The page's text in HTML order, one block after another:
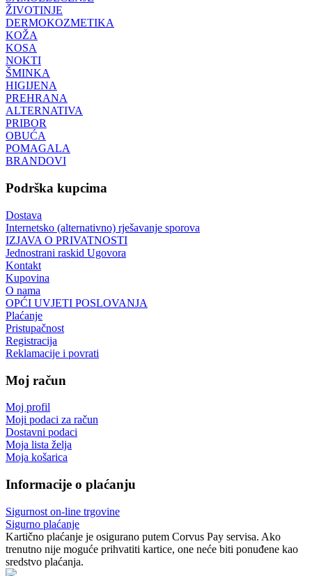
ŽIVOTINJE
DERMOKOZMETIKA
KOŽA
KOSA
NOKTI
ŠMINKA
HIGIJENA
PREHRANA
ALTERNATIVA
PRIBOR
OBUĆA
POMAGALA
BRANDOVI
Podrška kupcima
Dostava
Internetsko (alternativno) rješavanje sporova
IZJAVA O PRIVATNOSTI
Jednostrani raskid Ugovora
Kontakt
Kupovina
O nama
OPĆI UVJETI POSLOVANJA
Plaćanje
Pristupačnost
Registracija
Reklamacije i povrati
Moj račun
Moj profil
Moji podaci za račun
Dostavni podaci
Moja lista želja
Moja košarica
Informacije o plaćanju
Sigurnost on-line trgovine
Sigurno plaćanje
Kartično plaćanje je osigurano putem Corvus Pay servisa. Ako
trenutno nije moguće prihvatiti kartice, one neće biti ponuđene kao
sredstvo plaćanja.